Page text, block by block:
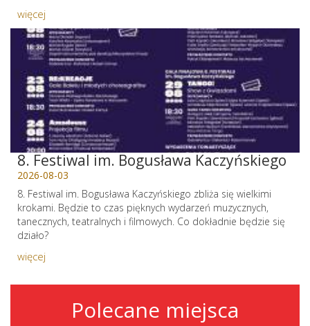
więcej
8. Festiwal im. Bogusława Kaczyńskiego
2026-08-03
8. Festiwal im. Bogusława Kaczyńskiego zbliża się wielkimi
krokami. Będzie to czas pięknych wydarzeń muzycznych,
tanecznych, teatralnych i filmowych. Co dokładnie będzie się
działo?
więcej
Polecane miejsca